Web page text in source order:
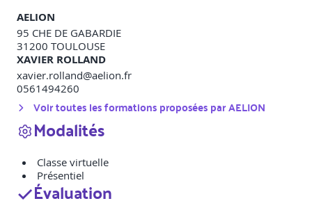
AELION
95 CHE DE GABARDIE
31200 TOULOUSE
XAVIER ROLLAND
xavier.rolland@aelion.fr
0561494260
Voir toutes les formations proposées parAELION
Modalités
Classe virtuelle
Présentiel
Évaluation